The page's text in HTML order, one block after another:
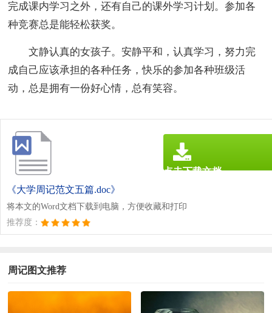
完成课内学习之外，还有自己的课外学习计划。参加各
种竞赛总是能轻松获奖。
文静认真的女孩子。安静平和，认真学习，努力完
成自己应该承担的各种任务，快乐的参加各种班级活
动，总是拥有一份好心情，总有笑容。
《大学周记范文五篇.doc》
将本文的Word文档下载到电脑，方便收藏和打印
推荐度：
点击下载文档
周记图文推荐